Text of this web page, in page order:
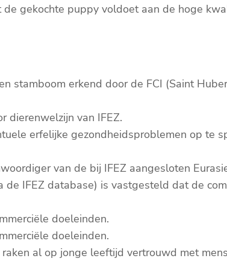
gekochte puppy voldoet aan de hoge
stamboom erkend door de FCI (Saint
dierenwelzijn van IFEZ.
erfelijke gezondheidsproblemen op te
van de bij IFEZ aangesloten
IFEZ database) is vastgesteld dat de
doeleinden.
doeleinden.
al op jonge leeftijd vertrouwd met